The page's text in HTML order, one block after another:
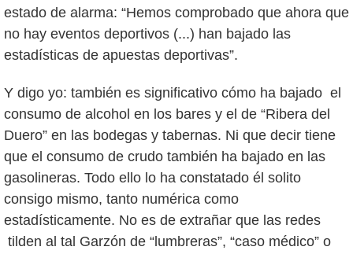
estado de alarma: “Hemos comprobado que ahora que
no hay eventos deportivos (...) han bajado las
estadísticas de apuestas deportivas”.
Y digo yo: también es significativo cómo ha bajado el
consumo de alcohol en los bares y el de “Ribera del
Duero” en las bodegas y tabernas. Ni que decir tiene
que el consumo de crudo también ha bajado en las
gasolineras. Todo ello lo ha constatado él solito
consigo mismo, tanto numérica como
estadísticamente. No es de extrañar que las redes
tilden al tal Garzón de “lumbreras”, “caso médico” o